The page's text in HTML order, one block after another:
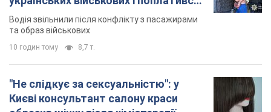
розгорівся скандал. Фото
зовнішності жінки, сказавши, що вона носить
"чоловічу стрижку"
3 години тому 13,6 т.